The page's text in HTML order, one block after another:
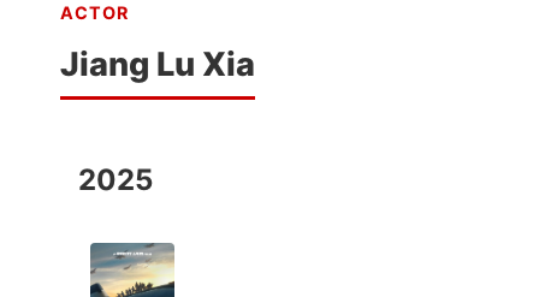
ACTOR
Jiang Lu Xia
2025